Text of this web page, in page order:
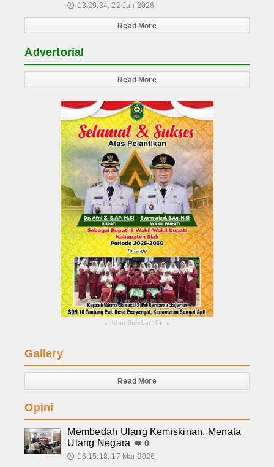
🕔 13:29:34, 22 Jan 2026
Read More
Advertorial
Read More
▴ Iklan Sidebar Kiri ▴
Gallery
Read More
Opini
Membedah Ulang Kemiskinan, Menata
Ulang Negara
0
🕔 16:15:18, 17 Mar 2026